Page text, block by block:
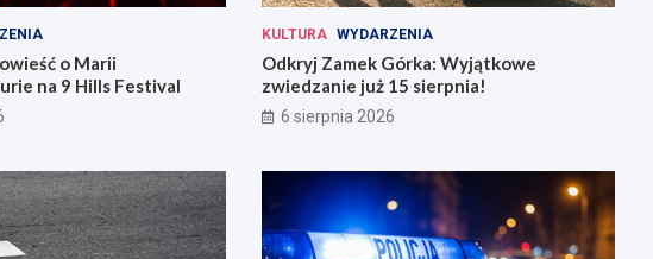
o Marii
na 9 Hills Festival
KULTURA WYDARZENIA
Odkryj Zamek Górka: Wyjątkowe
zwiedzanie już 15 sierpnia!
6 sierpnia 2026